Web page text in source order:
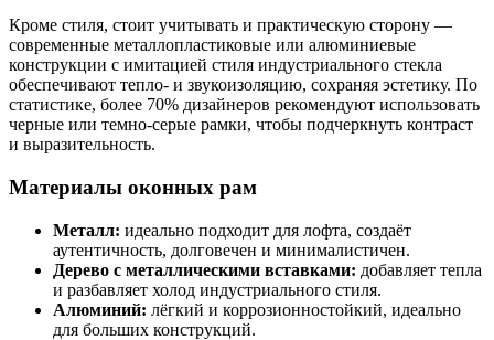
Кроме стиля, стоит учитывать и практическую сторону —
современные металлопластиковые или алюминиевые
конструкции с имитацией стиля индустриального стекла
обеспечивают тепло- и звукоизоляцию, сохраняя эстетику. По
статистике, более 70% дизайнеров рекомендуют использовать
черные или темно-серые рамки, чтобы подчеркнуть контраст
и выразительность.
Материалы оконных рам
Металл: идеально подходит для лофта, создаёт
аутентичность, долговечен и минималистичен.
Дерево с металлическими вставками: добавляет тепла
и разбавляет холод индустриального стиля.
Алюминий: лёгкий и коррозионностойкий, идеально
для больших конструкций.